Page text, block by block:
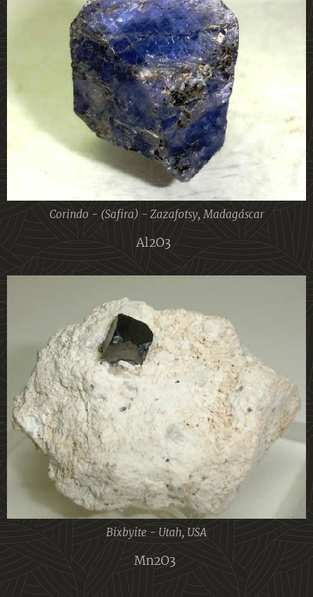
Corindo - (Safira) - Zazafotsy, Madagáscar
Al2O3
Bixbyite - Utah, USA
Mn2O3